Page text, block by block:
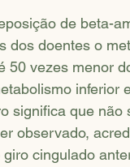
de beta-
dos doentes o
vezes menor
inferior
significa que não
observado,
cingulado